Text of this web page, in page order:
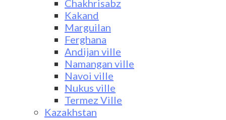
Chakhrisabz
Kakand
Marguilan
Ferghana
Andijan ville
Namangan ville
Navoi ville
Nukus ville
Termez Ville
Kazakhstan